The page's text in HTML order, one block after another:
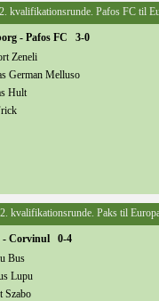
kvalifikationsrunde. Pafos FC til
- Pafos FC 3-0
Zeneli
German Melluso
Hult
kvalifikationsrunde. Paks til
- Corvinul 0-4
Bus
Lupu
Szabo